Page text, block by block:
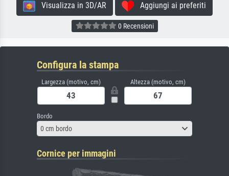
Visualizza in 3D/AR Aggiungi ai preferiti
0 Recensioni
Configura la stampa
Largezza (motivo, cm) Altezza (motivo, cm)
Bordo
0 cm bordo
Cornice per immagini